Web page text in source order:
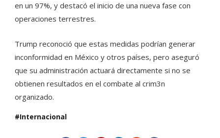
en un 97%, y destacó el inicio de una nueva fase con
operaciones terrestres.
Trump reconoció que estas medidas podrían generar
inconformidad en México y otros países, pero aseguró
que su administración actuará directamente si no se
obtienen resultados en el combate al crim3n
organizado.
Internacional